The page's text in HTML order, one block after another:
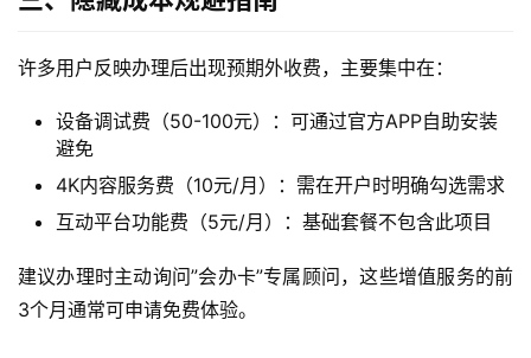
页
流
卡
带
许多用户反映办理后出现预期外收费，主要集中在：
设备调试费（50-100元）：可通过官方APP自助安装
避免
4K内容服务费（10元/月）：需在开户时明确勾选需求
互动平台功能费（5元/月）：基础套餐不包含此项目
建议办理时主动询问”会办卡”专属顾问，这些增值服务的前
3个月通常可申请免费体验。